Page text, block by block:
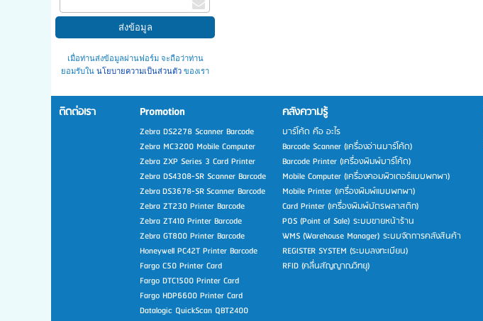
เมื่อท่านส่งข้อมูลผ่านฟอร์ม จะถือว่าท่าน
ยอมรับใน นโยบายความเป็นส่วนตัวของเรา
ติดต่อเรา Promotion
Zebra DS2278 Scanner Barcode
Zebra MC3200 Mobile Computer
Zebra ZXP Series 3 Card Printer
Zebra DS4308-SR Scanner Barcode
Zebra DS3678-SR Scanner Barcode
Zebra ZT230 Printer Barcode
Zebra ZT410 Printer Barcode
Zebra GT800 Printer Barcode
Honeywell PC42T Printer Barcode
Fargo C50 Printer Card
Fargo DTC1500 Printer Card
Fargo HDP6600 Printer Card
Datalogic QuickScan QBT2400
คลังความรู้
บาร์โค้ด คือ อะไร
Barcode Scanner (เครื่องอ่านบาร์โค้ด)
Barcode Printer (เครื่องพิมพ์บาร์โค้ด)
Mobile Computer (เครื่องคอมพิวเตอร์แบบพกพา)
Mobile Printer (เครื่องพิมพ์แบบพกพา)
Card Printer (เครื่องพิมพ์บัตรพลาสติก)
POS (Point of Sale) ระบบขายหน้าร้าน
WMS (Warehouse Manager) ระบบจัดการคลังสินค้า
REGISTER SYSTEM (ระบบลงทะเบียน)
RFID (คลื่นสัญญาณวิทยุ)